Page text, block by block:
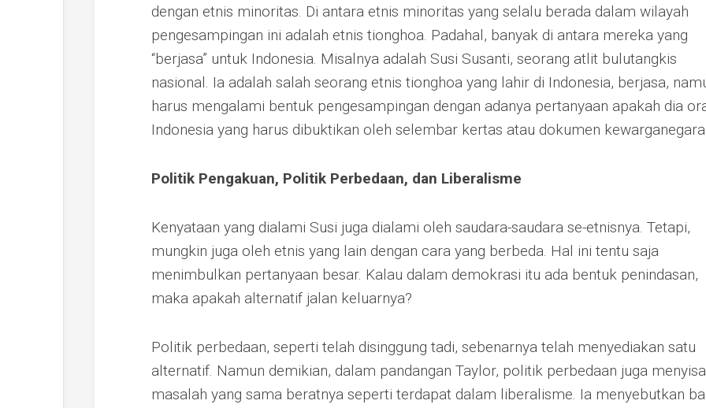
dengan etnis minoritas. Di antara etnis minoritas yang selalu berada dalam wilayah
pengesampingan ini adalah etnis tionghoa. Padahal, banyak di antara mereka yang
“berjasa” untuk Indonesia. Misalnya adalah Susi Susanti, seorang atlit bulutangkis
nasional. Ia adalah salah seorang etnis tionghoa yang lahir di Indonesia, berjasa,
harus mengalami bentuk pengesampingan dengan adanya pertanyaan apakah dia
Indonesia yang harus dibuktikan oleh selembar kertas atau dokumen
Politik Pengakuan, Politik Perbedaan, dan Liberalisme
Kenyataan yang dialami Susi juga dialami oleh saudara-saudara se-etnisnya. Tetapi,
mungkin juga oleh etnis yang lain dengan cara yang berbeda. Hal ini tentu saja
menimbulkan pertanyaan besar. Kalau dalam demokrasi itu ada bentuk penindasan,
maka apakah alternatif jalan keluarnya?
Politik perbedaan, seperti telah disinggung tadi, sebenarnya telah menyediakan satu
alternatif. Namun demikian, dalam pandangan Taylor, politik perbedaan juga
masalah yang sama beratnya seperti terdapat dalam liberalisme. Ia menyebutkan